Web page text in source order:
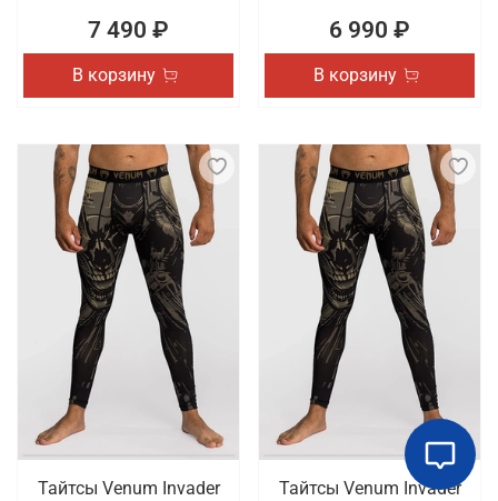
7 490 ₽
В корзину
6 990 ₽
В корзину
Тайтсы Venum Invader
Тайтсы Venum Invader